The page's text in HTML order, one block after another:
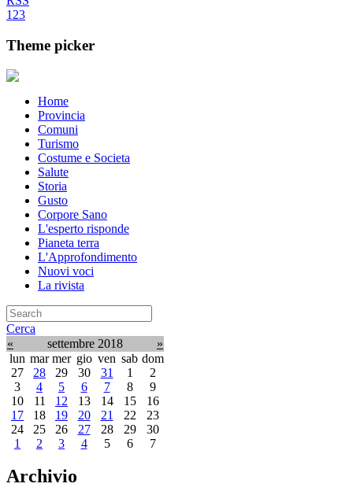
1 23
Theme picker
Home
Provincia
Comuni
Turismo
Costume e Societa
Salute
Storia
Gusto
Corpore Sano
L'esperto risponde
Pianeta terra
L'Approfondimento
Nuovi voci
La rivista
Cerca
«
settembre 2018
»
lun mar mer gio ven sab dom
27
28 29 30 31 1
2
3
4 5 6 7 8
9
10
11 12 13 14 15
16
17
18 19 20 21 22
23
24
25 26 27 28 29
30
1
2 3 4 5 6 7
Archivio